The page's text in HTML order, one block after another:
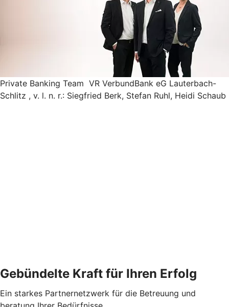
Private Banking Team VR VerbundBank eG Lauterbach-
Schlitz , v. l. n. r.: Siegfried Berk, Stefan Ruhl, Heidi Schaub
Gebündelte Kraft für Ihren Erfolg
Ein starkes Partnernetzwerk für die Betreuung und